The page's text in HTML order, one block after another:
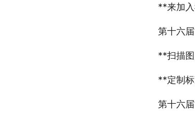
**来加
第十六
**扫描
**定制
第十六